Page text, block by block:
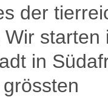
der
starten
in